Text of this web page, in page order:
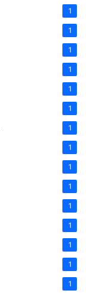
1
1
1
1
1
1
1
1
1
1
1
1
1
1
1